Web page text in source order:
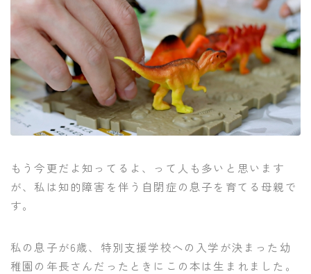
もう今更だよ知ってるよ、って人も多いと思います
が、私は知的障害を伴う自閉症の息子を育てる母親で
す。
私の息子が6歳、特別支援学校への入学が決まった幼
稚園の年長さんだったときにこの本は生まれました。